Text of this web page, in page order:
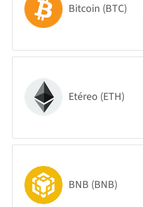
Bitcoin (BTC)
Etéreo (ETH)
BNB (BNB)